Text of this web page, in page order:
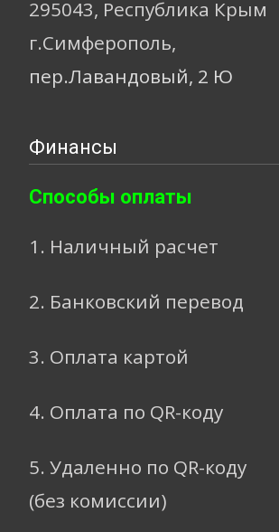
295043, Республика Крым
г.Симферополь,
пер.Лавандовый, 2 Ю
Финансы
Способы оплаты
1. Наличный расчет
2. Банковский перевод
3. Оплата картой
4. Оплата по QR-коду
5. Удаленно по QR-коду
(без комиссии)